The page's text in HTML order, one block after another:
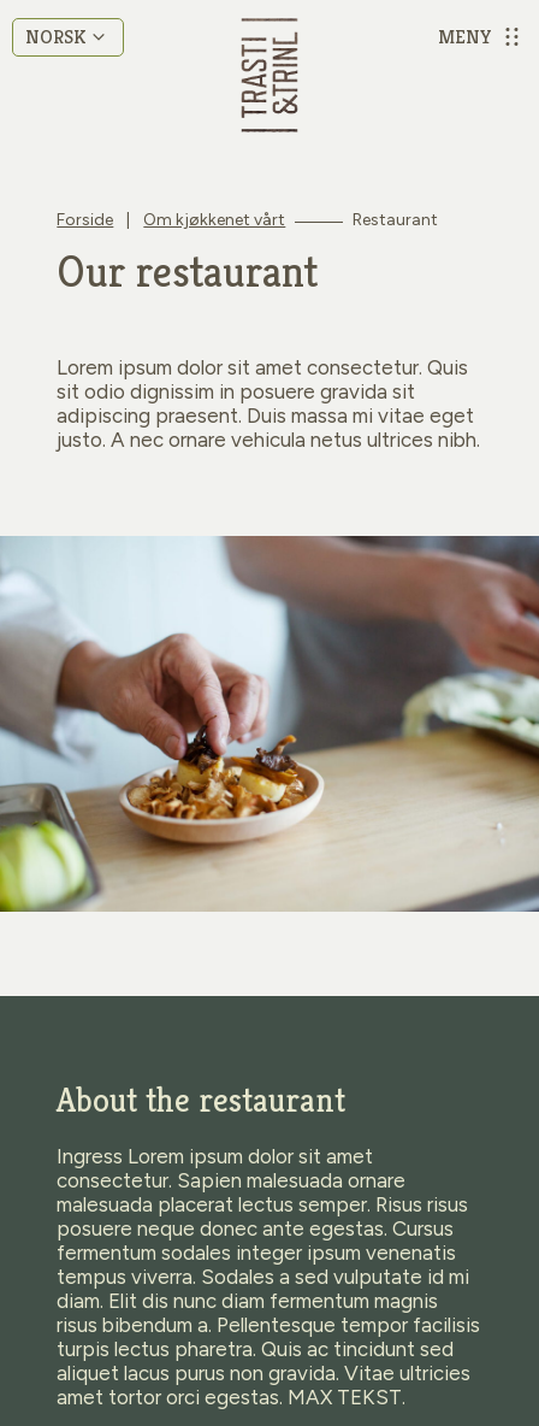
NORSK MENY
Forside Om kjøkkenet vårt Restaurant
Our restaurant
Lorem ipsum dolor sit amet consectetur. Quis
sit odio dignissim in posuere gravida sit
adipiscing praesent. Duis massa mi vitae eget
justo. A nec ornare vehicula netus ultrices nibh.
About the restaurant
Ingress Lorem ipsum dolor sit amet
consectetur. Sapien malesuada ornare
malesuada placerat lectus semper. Risus risus
posuere neque donec ante egestas. Cursus
fermentum sodales integer ipsum venenatis
tempus viverra. Sodales a sed vulputate id mi
diam. Elit dis nunc diam fermentum magnis
risus bibendum a. Pellentesque tempor facilisis
turpis lectus pharetra. Quis ac tincidunt sed
aliquet lacus purus non gravida. Vitae ultricies
amet tortor orci egestas. MAX TEKST.